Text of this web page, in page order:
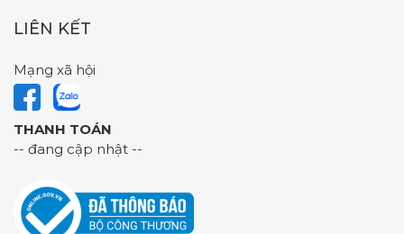
LIÊN KẾT
Mạng xã hội
THANH TOÁN
-- đang cập nhật --